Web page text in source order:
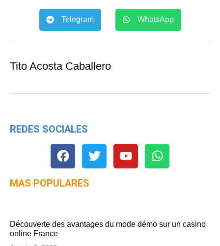
Telegram WhatsApp
Tito Acosta Caballero
REDES SOCIALES
MAS POPULARES
Découverte des avantages du mode démo sur un casino
online France